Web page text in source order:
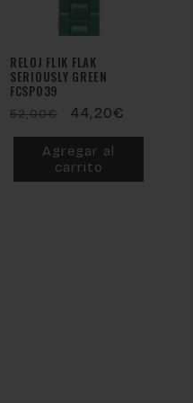
RELOJ FLIK FLAK
SERIOUSLY GREEN
FCSP039
Precio
habitual
52,00€
Precio
de
oferta
44,20€
Agregar al
carrito